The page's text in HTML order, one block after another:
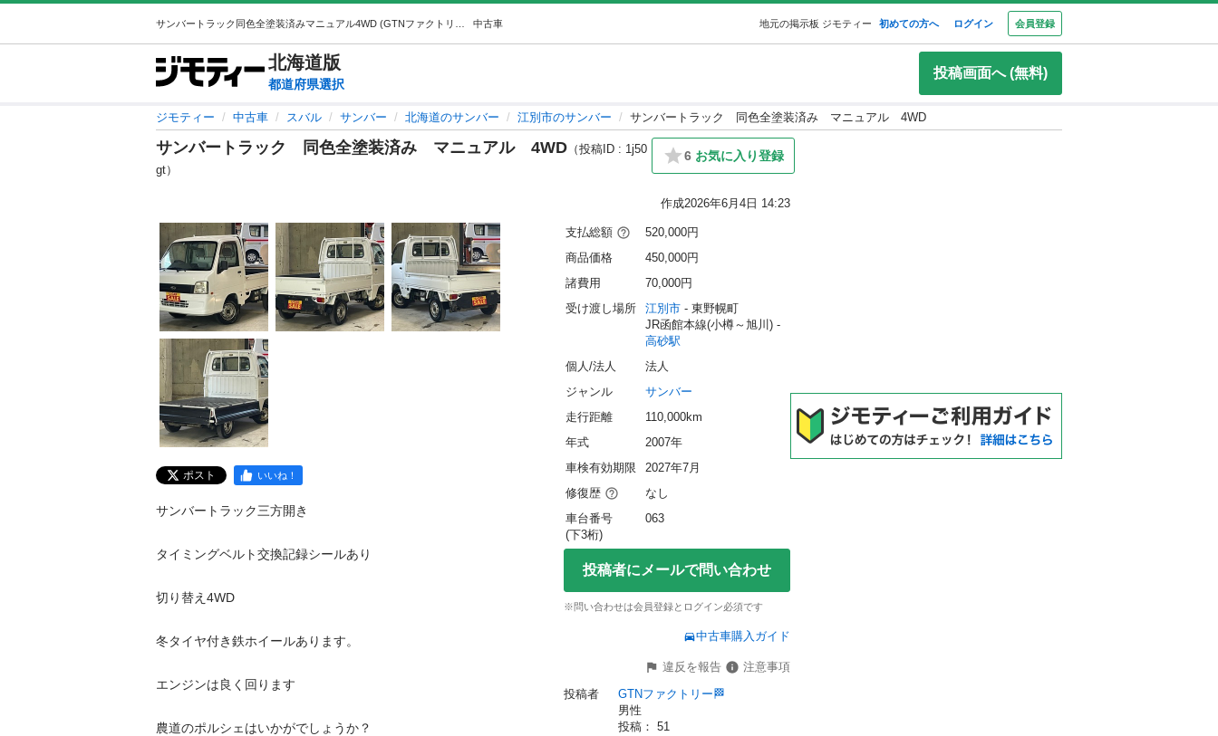
中古車 地元の掲示板 ジモティー 初めての方へ ログイン 会員登録
北海道版
都道府県選択
投稿画面へ (無料)
ジモティー 中古車 スバル サンバー 北海道のサンバー 江別市のサンバー サンバートラック 同色全塗装済み マニュアル 4WD
サンバートラック 同色全塗装済み マニュアル 4WD （投稿ID : 1j50
gt）
6 お気に入り登録
作成2026年6月4日 14:23
ポスト いいね！
サンバートラック三方開き
タイミングベルト交換記録シールあり
切り替え4WD
冬タイヤ付き鉄ホイールあります。
エンジンは良く回ります
農道のポルシェはいかがでしょうか？
支払総額
520,000円
商品価格
450,000円
諸費用
70,000円
受け渡し場所
江別市 - 東野幌町
高砂駅
個人/法人
法人
ジャンル
サンバー
走行距離
110,000km
年式
2007年
車検有効期限
2027年7月
修復歴
なし
車台番号
(下3桁)
063
投稿者にメールで問い合わせ
※問い合わせは会員登録とログイン必須です
中古車購入ガイド
違反を報告
注意事項
投稿者
GTNファクトリー🏁
男性
投稿： 51